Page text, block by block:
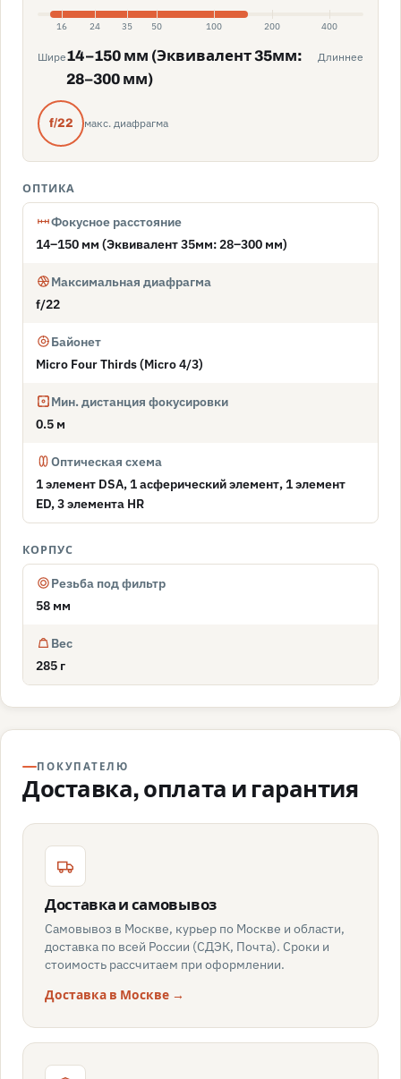
16 24 35 50 100 200 400
Шире14–150 мм (Эквивалент 35мм:
28–300 мм)
Длиннее
f/22 макс. диафрагма
ОПТИКА
Фокусное расстояние
14–150 мм (Эквивалент 35мм: 28–300 мм)
Максимальная диафрагма
f/22
Байонет
Micro Four Thirds (Micro 4/3)
Мин. дистанция фокусировки
0.5 м
Оптическая схема
1 элемент DSA, 1 асферический элемент, 1 элемент
ED, 3 элемента HR
КОРПУС
Резьба под фильтр
58 мм
Вес
285 г
ПОКУПАТЕЛЮ
Доставка, оплата и гарантия
Доставка и самовывоз
Самовывоз в Москве, курьер по Москве и области,
доставка по всей России (СДЭК, Почта). Сроки и
стоимость рассчитаем при оформлении.
Доставка в Москве →